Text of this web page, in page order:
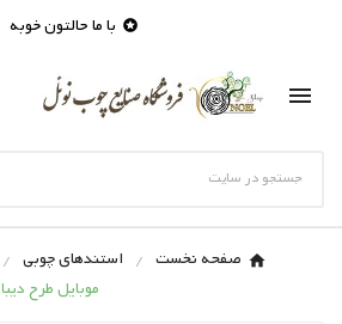
 با ما حالتون خوبه

صفحه نخست استندهای چوبی
موبایل طرح دیبا